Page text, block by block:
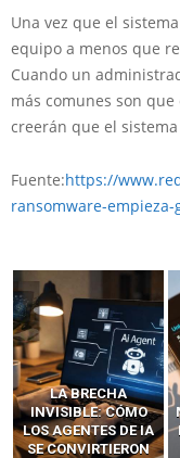
Una vez que el
equipo a menos que
Cuando un
más comunes son
creerán que el
Fuente:https://
ransomware-
LA BRECHA
INVISIBLE: CÓMO
LOS AGENTES DE IA
SE CONVIRTIERON